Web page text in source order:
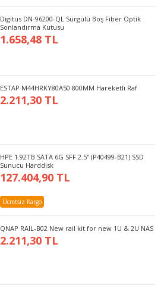
Digitus DN-96200-QL Sürgülü Boş Fiber Optik
Sonlandırma Kutusu
1.658,48 TL
ESTAP M44HRKY80A50 800MM Hareketli Raf
2.211,30 TL
HPE 1.92TB SATA 6G SFF 2.5'' (P40499-B21) SSD
Sunucu Harddisk
127.404,90 TL
Ücretsiz Kargo
QNAP RAIL-B02 New rail kit for new 1U & 2U NAS
2.211,30 TL